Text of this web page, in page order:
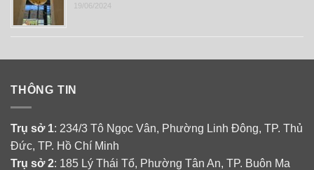
19/06/2024
THÔNG TIN
Trụ sở 1: 234/3 Tô Ngọc Vân, Phường Linh Đông, TP. Thủ
Đức, TP. Hồ Chí Minh
Trụ sở 2: 185 Lý Thái Tổ, Phường Tân An, TP. Buôn Ma